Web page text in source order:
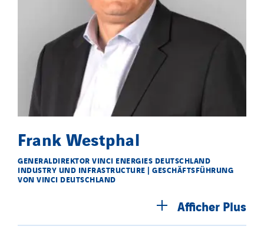
Frank Westphal
GENERALDIREKTOR VINCI ENERGIES DEUTSCHLAND
INDUSTRY UND INFRASTRUCTURE | GESCHÄFTSFÜHRUNG
VON VINCI DEUTSCHLAND
AfficherPlus